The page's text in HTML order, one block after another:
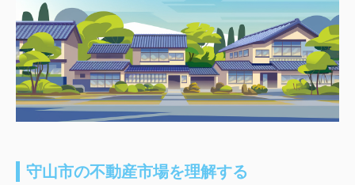
守山市の不動産市場を理解する